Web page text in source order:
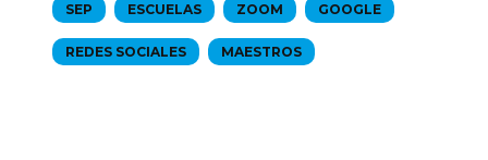
SEP ESCUELAS ZOOM GOOGLE
REDES SOCIALES MAESTROS